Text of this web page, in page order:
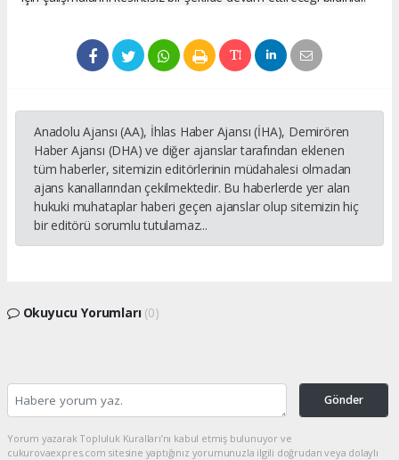
Anadolu Ajansı (AA), İhlas Haber Ajansı (İHA), Demirören
Haber Ajansı (DHA) ve diğer ajanslar tarafından eklenen
tüm haberler, sitemizin editörlerinin müdahalesi olmadan
ajans kanallarından çekilmektedir. Bu haberlerde yer alan
hukuki muhataplar haberi geçen ajanslar olup sitemizin hiç
bir editörü sorumlu tutulamaz...
Okuyucu Yorumları (0)
Gönder
Yorum yazarak Topluluk Kuralları’nı kabul etmiş bulunuyor ve
cukurovaexpres.com sitesine yaptığınız yorumunuzla ilgili doğrudan veya dolaylı